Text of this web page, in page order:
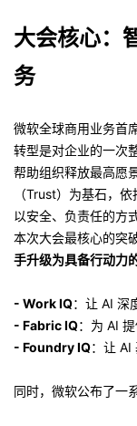
大会核心：
务
微软全球商用业务首
转型是对企业的一次
帮助组织释放最高愿
（Trust）为基石，
以安全、负责任的方
本次大会最核心的突
手升级为具备行动力
- Work IQ：让 AI 深
- Fabric IQ：为 AI
- Foundry IQ：让 AI
同时，微软公布了一